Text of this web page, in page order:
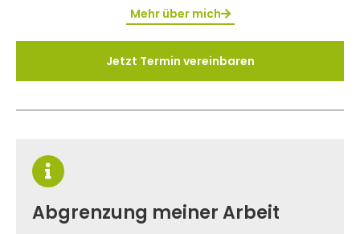
Mehr über mich
Jetzt Termin vereinbaren
Abgrenzung meiner Arbeit